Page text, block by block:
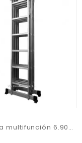
Escalera multifunción 6.90mtrs.